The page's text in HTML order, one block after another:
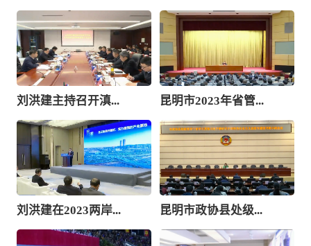
刘洪建主持召开滇... 昆明市2023年省管...
刘洪建在2023两岸... 昆明市政协县处级...